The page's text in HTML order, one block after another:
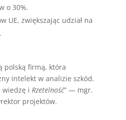
o 30%.
UE, zwiększając udział na
polską firmą, która
intelekt w analizie szkód.
wiedzę i Rzetelność” — mgr.
projektów.